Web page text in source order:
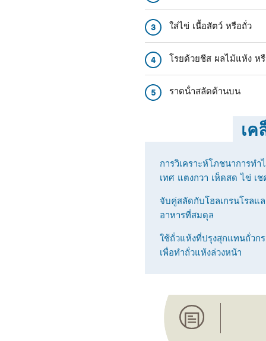
3 ใส่ไข่ เนื้อสัตว์ หรือถั่ว
4 โรยด้วยชีส ผลไม้แห้ง ห
5 ราดน้ําสลัดด้านบน
เค
การวิเคราะห์โภชนาการทํ
เทศ แตงกวา เห็ดสด ไข่ เ
จับคู่สลัดกับโฮลเกรนโรลแ
อาหารที่สมดุล
ใช้ถั่วแห้งที่ปรุงสุกแทนถั่วก
เพื่อทําถั่วแห้งล่วงหน้า